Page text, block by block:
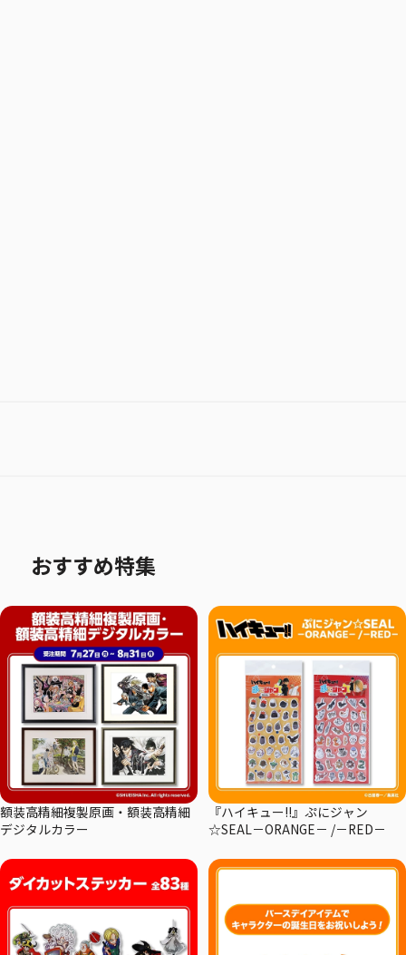
おすすめ特集
額装高精細複製原画・額装高精細
デジタルカラー
『ハイキュー!!』ぷにジャン
☆SEAL－ORANGE－ /－RED－